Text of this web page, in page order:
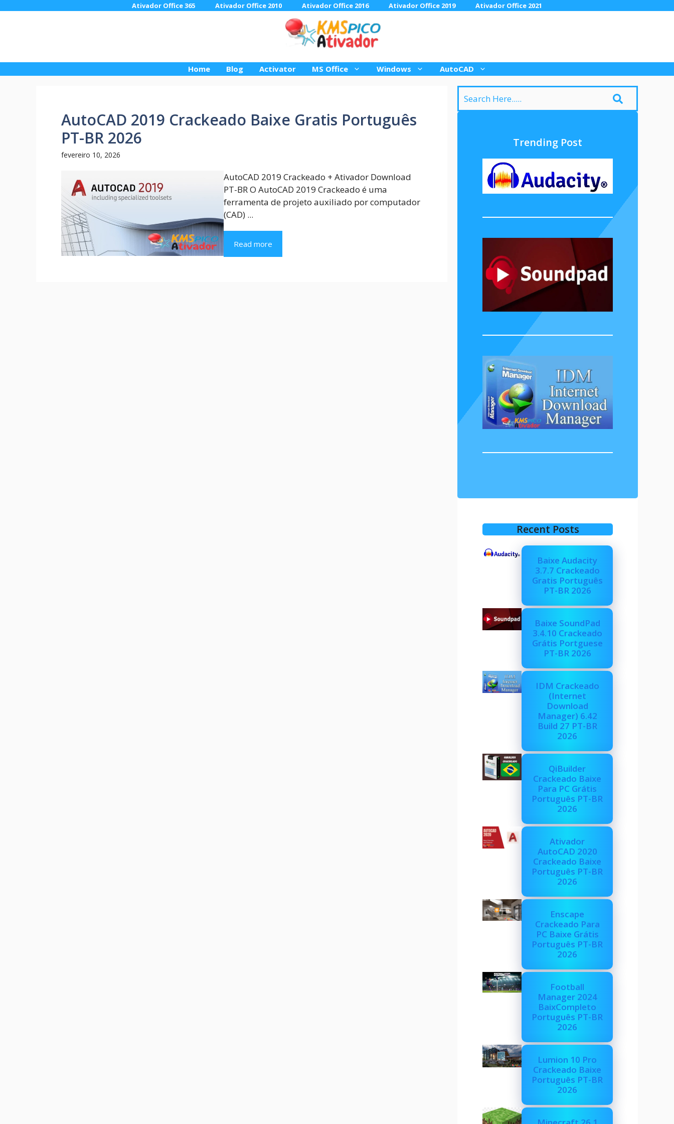
Ativador Office 365 Ativador Office 2010 Ativador Office 2016 Ativador Office 2019 Ativador Office 2021
Home Blog Activator MS Office Windows AutoCAD
AutoCAD 2019 Crackeado Baixe Gratis Português
PT-BR 2026
fevereiro 10, 2026
AutoCAD 2019 Crackeado + Ativador Download
PT-BR O AutoCAD 2019 Crackeado é uma
ferramenta de projeto auxiliado por computador
(CAD) ...
Read more
Trending Post
Recent Posts
Baixe Audacity
3.7.7 Crackeado
Gratis Português
PT-BR 2026
Baixe SoundPad
3.4.10 Crackeado
Grátis Portguese
PT-BR 2026
IDM Crackeado
(Internet
Download
Manager) 6.42
Build 27 PT-BR
2026
QiBuilder
Crackeado Baixe
Para PC Grátis
Português PT-BR
2026
Ativador
AutoCAD 2020
Crackeado Baixe
Português PT-BR
2026
Enscape
Crackeado Para
PC Baixe Grátis
Português PT-BR
2026
Football
Manager 2024
BaixCompleto
Português PT-BR
2026
Lumion 10 Pro
Crackeado Baixe
Português PT-BR
2026